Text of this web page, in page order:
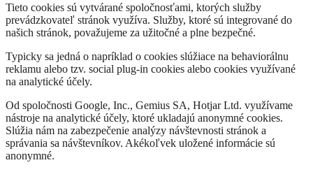
Tieto cookies sú vytvárané spoločnosťami, ktorých služby
prevádzkovateľ stránok využíva. Služby, ktoré sú integrované do
našich stránok, považujeme za užitočné a plne bezpečné.
Typicky sa jedná o napríklad o cookies slúžiace na behaviorálnu
reklamu alebo tzv. social plug-in cookies alebo cookies využívané
na analytické účely.
Od spoločnosti Google, Inc., Gemius SA, Hotjar Ltd. využívame
nástroje na analytické účely, ktoré ukladajú anonymné cookies.
Slúžia nám na zabezpečenie analýzy návštevnosti stránok a
správania sa návštevníkov. Akékoľvek uložené informácie sú
anonymné.